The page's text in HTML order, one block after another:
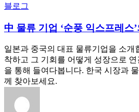
中
류
업
‘순
풍
익
블로그
中 물류 기업 ‘순풍 익스프레스
일본과 중국의 대표 물류기업을 소개
착하고 그 기회를 어떻게 성장으로
을 통해 들여다봅니다. 한국 시장과
께 찾아보세요.